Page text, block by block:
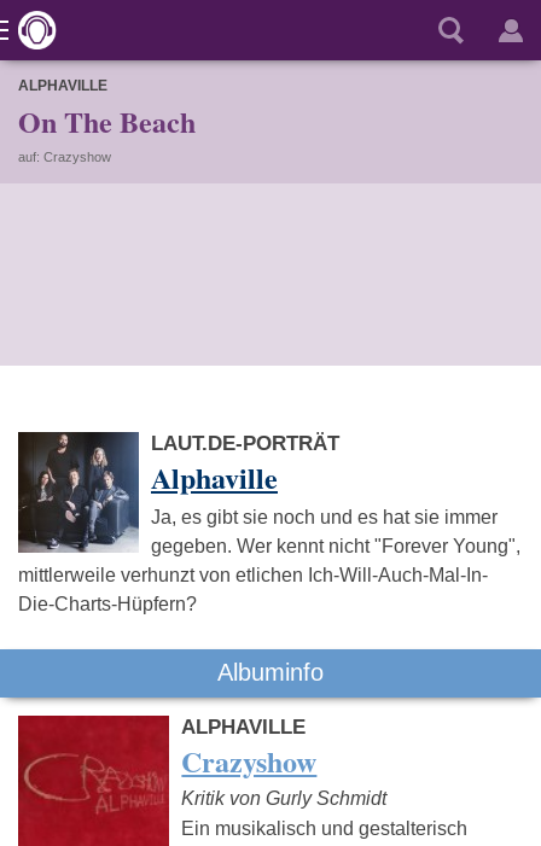
ALPHAVILLE
On The Beach
auf: Crazyshow
LAUT.DE-PORTRÄT
Alphaville
Ja, es gibt sie noch und es hat sie immer
gegeben. Wer kennt nicht "Forever Young",
mittlerweile verhunzt von etlichen Ich-Will-Auch-Mal-In-
Die-Charts-Hüpfern?
Albuminfo
ALPHAVILLE
Crazyshow
Kritik von Gurly Schmidt
Ein musikalisch und gestalterisch